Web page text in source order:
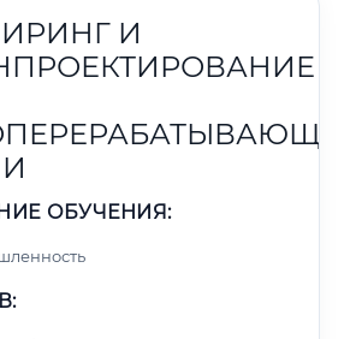
И
ОБУЧЕНИЯ: